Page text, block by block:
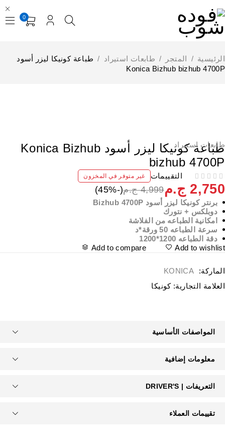
0
المتجر طابعات استيراد
طباعة كونيكا ليزر أسود
Konica Bizhub bizhub
استيراد
طباعة كونيكا ليزر أسود Konica Bizhub
bizhub
التقييمات غير متوفر في المخزون
4,999 ج.م ج.م (-
45%)
برنتر كونيكا ليزر أسود Bizhub 4700P
دوبلكس + نتورك
امكانية الطباعه من الفلاشة
سرعة الطباعه 50 ورقة*د
دقة الطباعه 1200*1200
Add to
Add to compare
KONICA
التجارية: كونيكا
المواصفات الأساسية
معلومات إضافية
التعريفات | DRIVER'S
تقييمات العملاء